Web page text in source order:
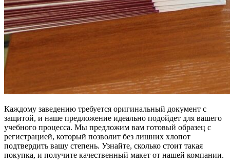
Каждому заведению требуется оригинальный документ с
защитой, и наше предложение идеально подойдет для вашего
учебного процесса. Мы предложим вам готовый образец с
регистрацией, который позволит без лишних хлопот
подтвердить вашу степень. Узнайте, сколько стоит такая
покупка, и получите качественный макет от нашей компании.